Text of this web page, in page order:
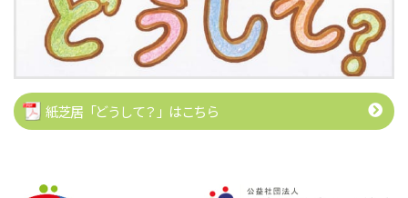
紙芝居「どうして？」はこちら